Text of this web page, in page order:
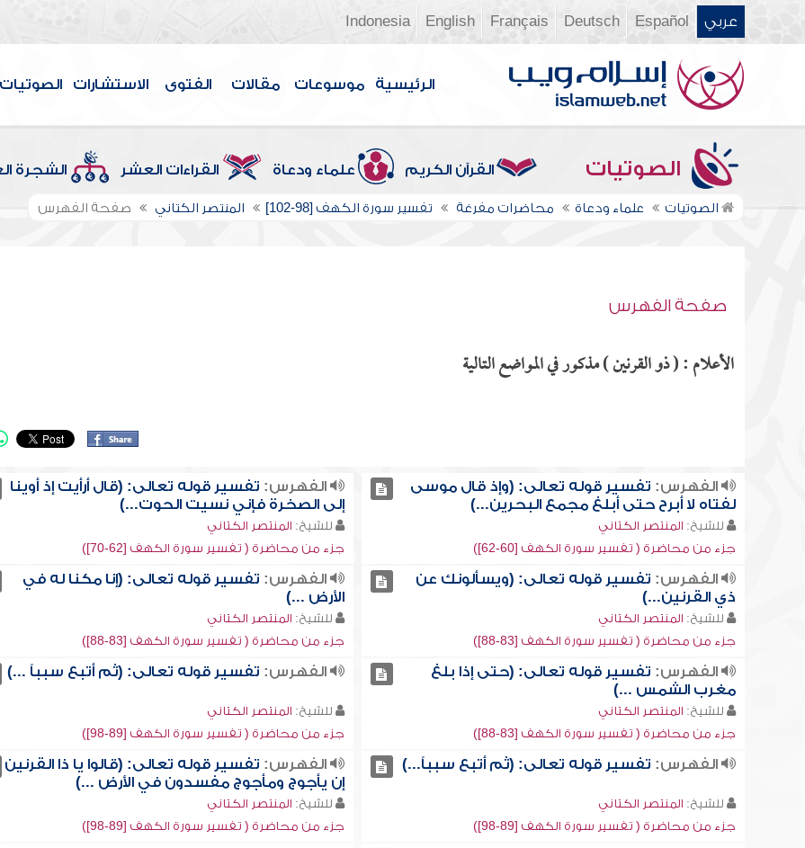
عربي Español
Deutsch
Français
English
Indonesia
الرئيسية موسوعات مقالات الفتوى الاستشارات الصوتيات
الصوتيات القرآن الكريم علماء ودعاة القراءات العشر الشجرة
الصوتيات علماء ودعاة محاضرات مفرغة تفسير سورة الكهف [98-102] المنتصر الكتاني صفحة الفهرس
صفحة الفهرس
الأعلام : ( ذو القرنين ) مذكور في المواضع التالية
الفهرس: تفسير قوله تعالى: (وإذ قال موسى
لفتاه لا أبرح حتى أبلغ مجمع البحرين...)
للشيخ: المنتصر الكتاني
جزء من محاضرة ( تفسير سورة الكهف [60-62])
الفهرس: تفسير قوله تعالى: (قال أرأيت إذ أوينا
إلى الصخرة فإني نسيت الحوت...)
للشيخ: المنتصر الكتاني
جزء من محاضرة ( تفسير سورة الكهف [62-70])
الفهرس: تفسير قوله تعالى: (ويسألونك عن
ذي القرنين...)
للشيخ: المنتصر الكتاني
جزء من محاضرة ( تفسير سورة الكهف [83-88])
الفهرس: تفسير قوله تعالى: (إنا مكنا له في
الأرض ...)
للشيخ: المنتصر الكتاني
جزء من محاضرة ( تفسير سورة الكهف [83-88])
الفهرس: تفسير قوله تعالى: (حتى إذا بلغ
مغرب الشمس ...)
للشيخ: المنتصر الكتاني
جزء من محاضرة ( تفسير سورة الكهف [83-88])
الفهرس: تفسير قوله تعالى: (ثم أتبع سبباً ...)
للشيخ: المنتصر الكتاني
جزء من محاضرة ( تفسير سورة الكهف [89-98])
الفهرس: تفسير قوله تعالى: (ثم أتبع سبباً...)
للشيخ: المنتصر الكتاني
جزء من محاضرة ( تفسير سورة الكهف [89-98])
الفهرس: تفسير قوله تعالى: (قالوا يا ذا القرنين
إن يأجوج ومأجوج مفسدون في الأرض ...)
للشيخ: المنتصر الكتاني
جزء من محاضرة ( تفسير سورة الكهف [89-98])